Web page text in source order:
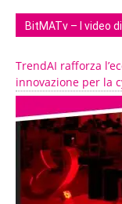
BitMATv – I video
TrendAI rafforza
innovazione per la